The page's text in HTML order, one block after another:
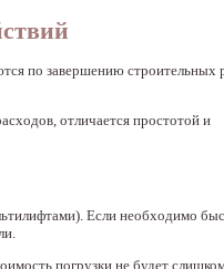
по завершению строительных
отличается простотой и
Если необходимо
погрузки не будет слишком